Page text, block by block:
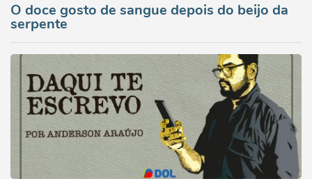
O doce gosto de sangue depois do beijo da
serpente